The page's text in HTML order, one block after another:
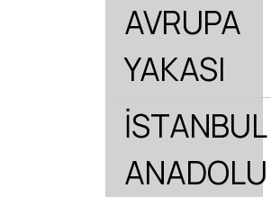
AVRUPA
YAKASI
İSTANBUL
ANADOLU